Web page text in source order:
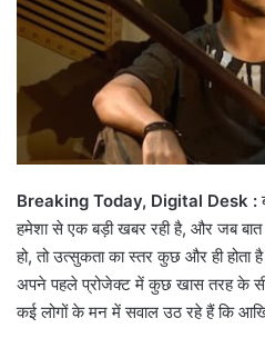
Breaking Today, Digital Desk :
हमेशा से एक बड़ी खबर रही है, और जब
हो, तो उत्सुकता का स्तर कुछ और ही
अपने पहले प्रोजेक्ट में कुछ खास तरह के
कई लोगों के मन में सवाल उठ रहे हैं कि